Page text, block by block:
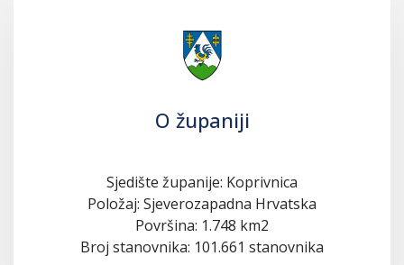
O županiji
Sjedište županije: Koprivnica
Položaj: Sjeverozapadna Hrvatska
Površina: 1.748 km2
Broj stanovnika: 101.661 stanovnika